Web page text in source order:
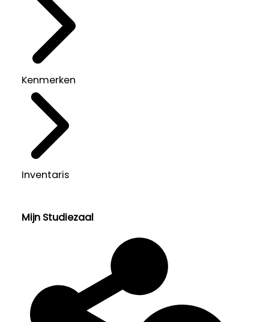
Kenmerken
Inventaris
Mijn Studiezaal